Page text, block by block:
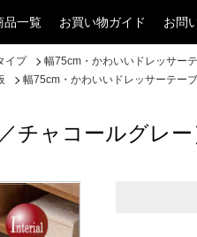
品一覧 お買い物ガイド お問
イプ
幅75cm・かわいいドレッサー
幅75cm・かわいいドレッサーテー
チャコールグレー